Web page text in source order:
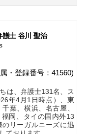
護士 谷川 聖治
・登録番号：41560)
は、弁護士131名、ス
年4月1日時点）、東
葉、横浜、名古屋、
岡、タイの国内外13
リーガルニーズに迅